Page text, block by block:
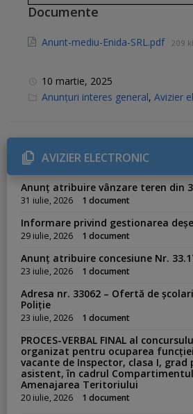
Documente
Anunt-mediu-Enida-SRL.pdf 209
10 martie, 2025
C
r
i
e
s
Anunțuri interes general, Avizier
AVIZIER ELECTRONIC
Anunț atribuire vânzare teren din
31 iulie, 2026 1 document
Informare privind gestionarea
29 iulie, 2026 1 document
Anunț atribuire concesiune Nr.
23 iulie, 2026 1 document
Adresa nr. 33062 – Ofertă de
Poliție
23 iulie, 2026 1 document
PROCES-VERBAL FINAL al
organizat pentru ocuparea
vacante de Inspector, clasa I, grad
asistent, în cadrul
Amenajarea Teritoriului
20 iulie, 2026 1 document